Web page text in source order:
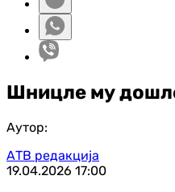
Шницле му
Аутор:
АТВ редакција
19.04.2026 17:00